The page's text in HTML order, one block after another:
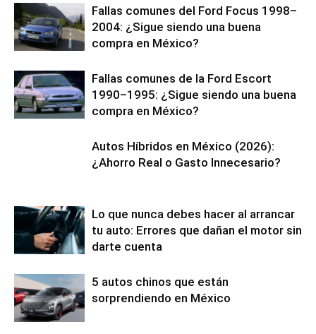
Fallas comunes del Ford Focus 1998–
2004: ¿Sigue siendo una buena
compra en México?
Fallas comunes de la Ford Escort
1990–1995: ¿Sigue siendo una buena
compra en México?
Autos Híbridos en México (2026):
¿Ahorro Real o Gasto Innecesario?
Lo que nunca debes hacer al arrancar
tu auto: Errores que dañan el motor sin
darte cuenta
5 autos chinos que están
sorprendiendo en México